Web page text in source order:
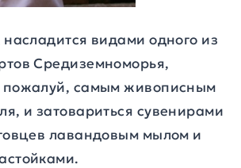
видами одного из
Средиземноморья,
пожалуй, самым живописным
и затовариться сувенирами
лавандовым мылом и